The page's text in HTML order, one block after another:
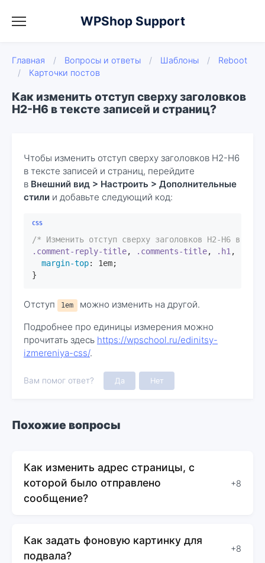
WPShop Support
Главная / Вопросы и ответы / Шаблоны /
Reboot
/
Карточки постов
Как изменить отступ сверху заголовков
H2-H6 в тексте записей и страниц?
Чтобы изменить отступ сверху заголовков H2-H6
в тексте записей и страниц, перейдите
в Внешний вид > Настроить > Дополнительные
стили и добавьте следующий код:
/* Изменить отступ сверху заголовков H2-H6 в
.comment-reply-title, .comments-title, .h1 ,
margin-top: 1em;
}
Отступ 1em
можно изменить на другой.
Подробнее про единицы измерения можно
прочитать здесь https://wpschool.ru/edinitsy-
izmereniya-css/.
Вам помог ответ? Да Нет
Похожие вопросы
Как изменить адрес страницы, с
которой было отправлено
сообщение?
+8
Как задать фоновую картинку для
подвала?
+8